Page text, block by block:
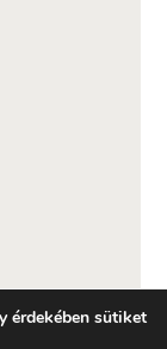
érdekében sütiket